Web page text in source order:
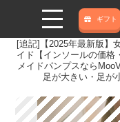
ギフト
[追記]【2025年最新版】
イド【インソールの価格
メイドパンプスなら
足が大きい・足が